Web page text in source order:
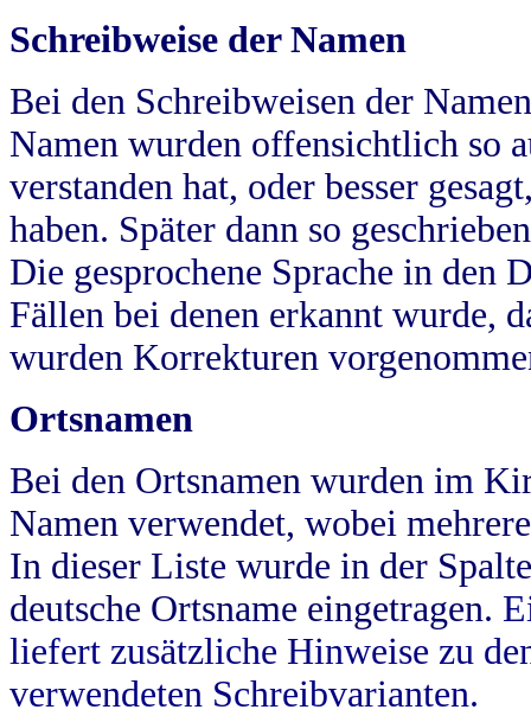
Schreibweise der Namen
Bei den Schreibweisen der
Namen wurden offensichtlich so
verstanden hat, oder besser
haben. Später dann so
Die gesprochene Sprache in
Fällen bei denen erkannt wurde,
wurden Korrekturen
Ortsnamen
Bei den Ortsnamen wurden im
Namen verwendet, wobei
In dieser Liste wurde in der
deutsche Ortsname eingetragen.
liefert zusätzliche Hinweise zu
verwendeten Schreibvarianten.